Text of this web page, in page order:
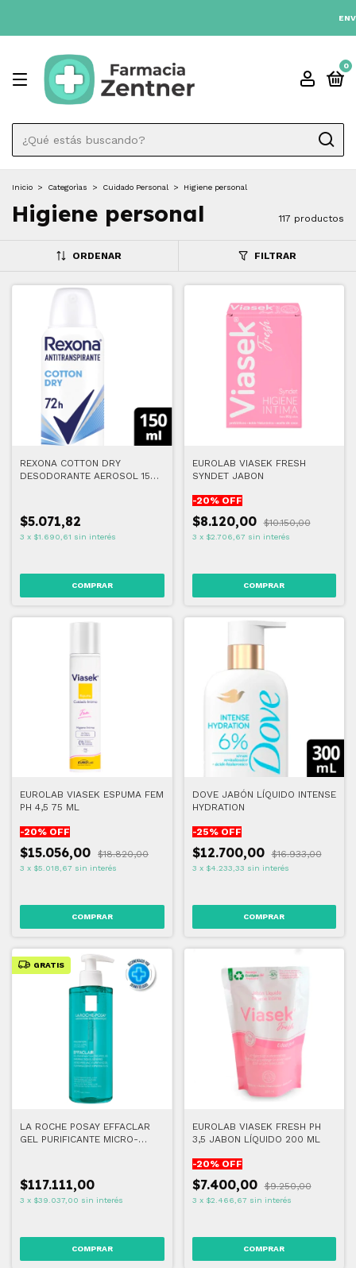
ENVIO GRATIS A TODO EL PAÍS
0
Inicio > Categorìas > Cuidado Personal > Higiene personal
Higiene personal 117 productos
ORDENAR FILTRAR
REXONA COTTON DRY
DESODORANTE AEROSOL 150
$5.071,82
3 x $1.690,61 sin interés
EUROLAB VIASEK FRESH
SYNDET JABON
-20% OFF
$8.120,00 $10.150,00
3 x $2.706,67 sin interés
EUROLAB VIASEK ESPUMA FEM
PH 4,5 75 ML
-20% OFF
$15.056,00 $18.820,00
3 x $5.018,67 sin interés
DOVE JABÓN LÍQUIDO INTENSE
HYDRATION
-25% OFF
$12.700,00 $16.933,00
3 x $4.233,33 sin interés
GRATIS
LA ROCHE POSAY EFFACLAR
GEL PURIFICANTE MICRO-
$117.111,00
3 x $39.037,00 sin interés
EUROLAB VIASEK FRESH PH
3,5 JABON LÍQUIDO 200 ML
-20% OFF
$7.400,00 $9.250,00
3 x $2.466,67 sin interés